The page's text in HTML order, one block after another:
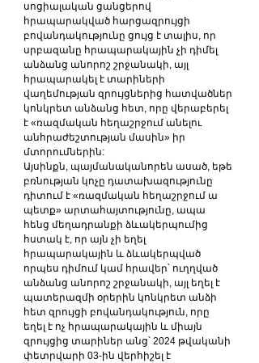
սոցիալական ցանցերով
հրապարակված հարցազրույցի
բովանդակությունը ցույց է տալիս, որ
սրբազանը հրապարակային չի դիմել
անձանց անորոշ շրջանակի, այլ
հրապարակել է տարիների
վաղեմության զրույցներից հատվածներ
կոնկրետ անձանց հետ, որը վերաբերել
է «ռազմական հեղաշրջում անելու
անհրաժեշտության մասին» իր
մտորումներին:
Այսինքն, պայմանականորեն ասած, եթե
բռնության կոչը դատախազությունը
դիտում է «ռազմական հեղաշրջում ա
պետք» արտահայտությունը, ապա
հենց մեղադրանքի ձևակերպումից
հստակ է, որ այն չի եղել
հրապարակային և ձևակերպված
որպես դիմում կամ հրավեր՝ ուղղված
անձանց անորոշ շրջանակի, այլ եղել է
պատերազմի օրերին կոնկրետ անձի
հետ զրույցի բովանդակություն, որը
եղել է ոչ հրապարակային և միայն
զրույցից տարիներ անց՝ 2024 թվականի
փետրվարի 03-ին վերհիշել է